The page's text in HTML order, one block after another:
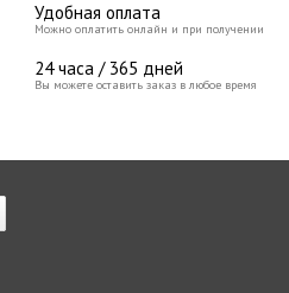
Удобная оплата
Можно оплатить онлайн и при получении
24 часа / 365 дней
Вы можете оставить заказ в любое время